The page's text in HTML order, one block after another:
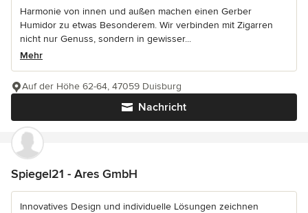
Harmonie von innen und außen machen einen Gerber
Humidor zu etwas Besonderem. Wir verbinden mit Zigarren
nicht nur Genuss, sondern in gewisser...
Mehr
Nachricht
Auf der Höhe 62-64, 47059 Duisburg
Spiegel21 - Ares GmbH
Innovatives Design und individuelle Lösungen zeichnen